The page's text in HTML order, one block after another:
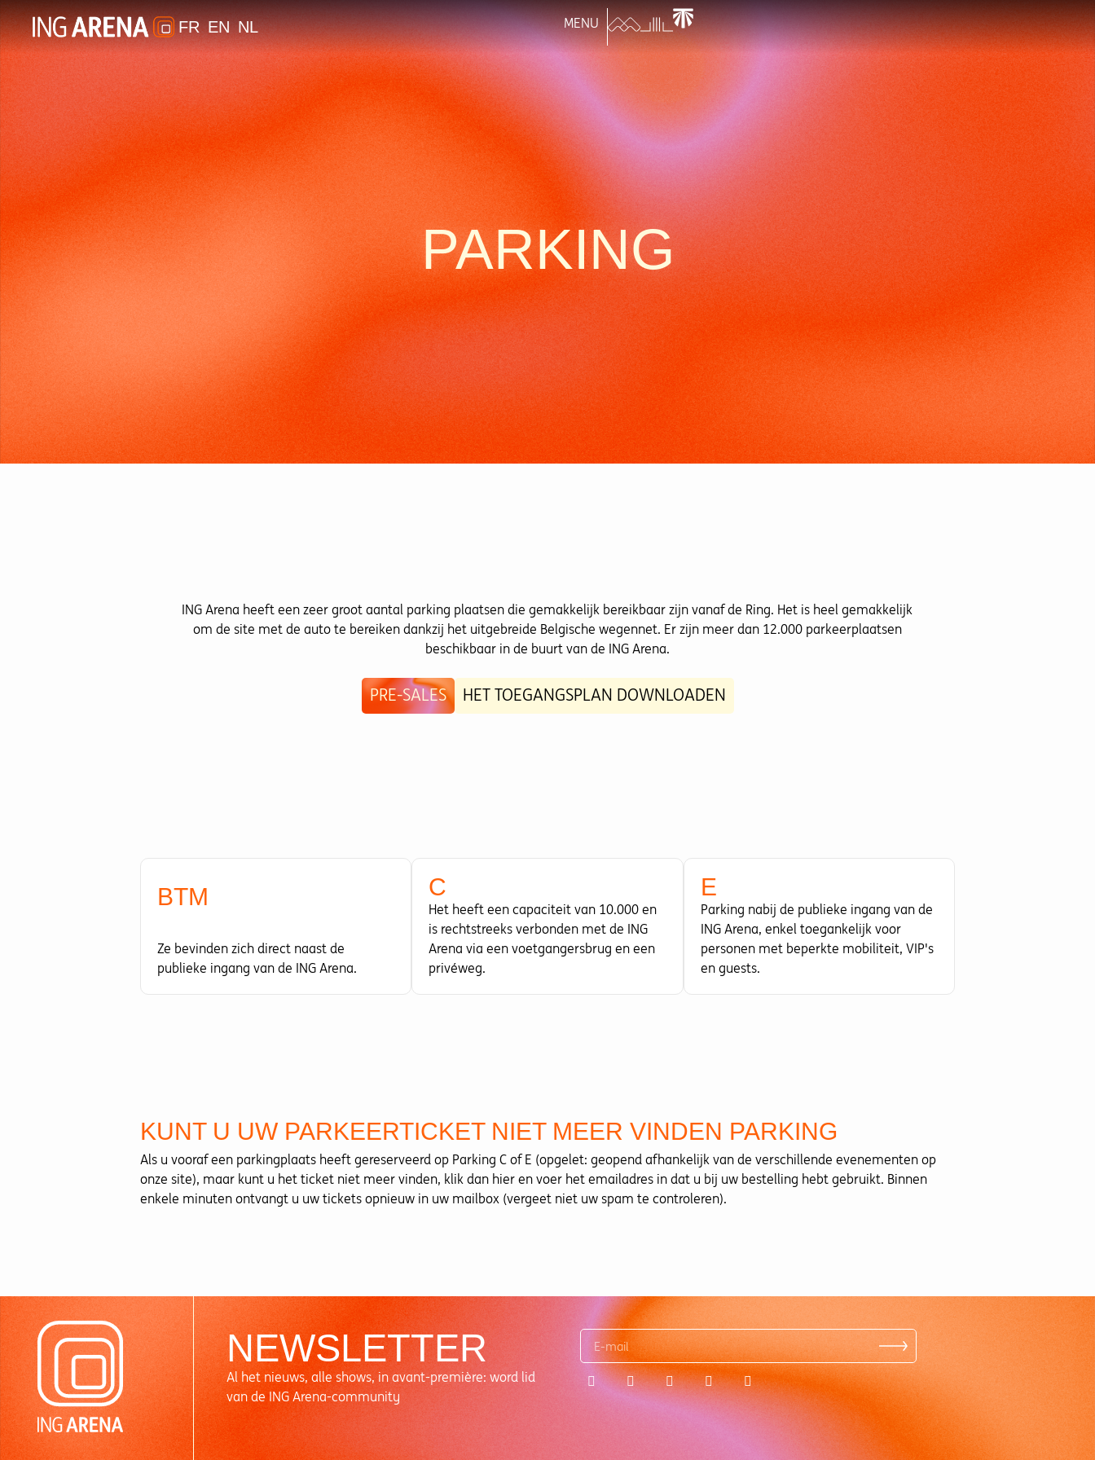
FR EN NL MENU
PARKING
ING Arena heeft een zeer groot aantal parking plaatsen die gemakkelijk bereikbaar zijn vanaf de Ring. Het is heel gemakkelijk
om de site met de auto te bereiken dankzij het uitgebreide Belgische wegennet. Er zijn meer dan 12.000 parkeerplaatsen
beschikbaar in de buurt van de ING Arena.
PRE-SALES HET TOEGANGSPLAN DOWNLOADEN
BTM
Ze bevinden zich direct naast de
publieke ingang van de ING Arena.
C
Het heeft een capaciteit van 10.000 en
is rechtstreeks verbonden met de ING
Arena via een voetgangersbrug en een
privéweg.
E
Parking nabij de publieke ingang van de
ING Arena, enkel toegankelijk voor
personen met beperkte mobiliteit, VIP's
en guests.
KUNT U UW PARKEERTICKET NIET MEER VINDEN PARKING
Als u vooraf een parkingplaats heeft gereserveerd op Parking C of E (opgelet: geopend afhankelijk van de verschillende evenementen op
onze site), maar kunt u het ticket niet meer vinden, klik dan hier en voer het emailadres in dat u bij uw bestelling hebt gebruikt. Binnen
enkele minuten ontvangt u uw tickets opnieuw in uw mailbox (vergeet niet uw spam te controleren).
NEWSLETTER
Al het nieuws, alle shows, in avant-première: word lid
van de ING Arena-community
--- --- --- --- ---